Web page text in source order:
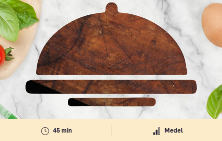
45 min Medel